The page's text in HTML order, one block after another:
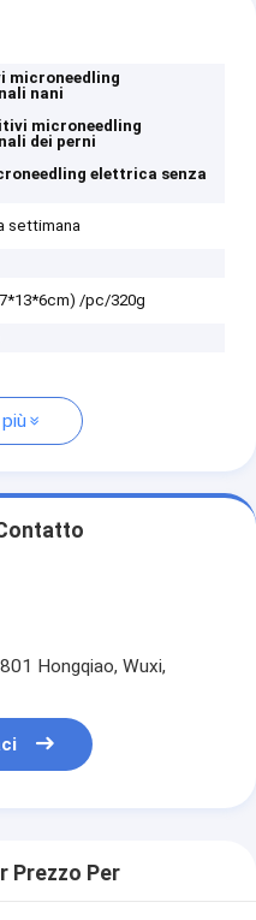
microneedling
nani
microneedling
dei perni
elettrica senza
settimana
/pc/320g
Hongqiao, Wuxi,
Prezzo Per